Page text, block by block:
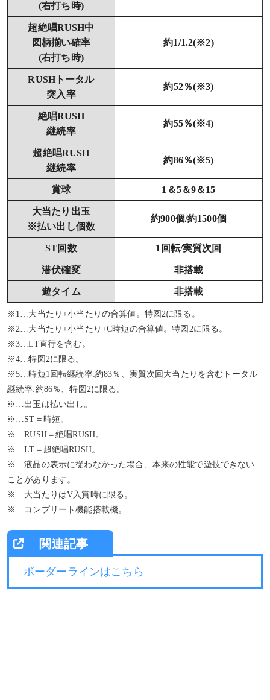
(右打ち時)
超絶唱RUSH中
図柄揃い確率
(右打ち時)
約1/1.2(※2)
RUSHトータル
突入率
約52％(※3)
絶唱RUSH
継続率
約55％(※4)
超絶唱RUSH
継続率
約86％(※5)
賞球 1＆5＆9＆15
大当たり出玉
※払い出し個数
約900個/約1500個
ST回数 1回転/実質次回
潜伏確変 非搭載
遊タイム 非搭載
※1…大当たり+小当たりの合算値。特図2に限る。
※2…大当たり+小当たり+C時短の合算値。特図2に限る。
※3…LT直行を含む。
※4…特図2に限る。
※5…時短1回転継続率:約83％、実質次回大当たりを含むトータル
継続率:約86％、特図2に限る。
※…出玉は払い出し。
※…ST＝時短。
※…RUSH＝絶唱RUSH。
※…LT＝超絶唱RUSH。
※…液晶の表示に従わなかった場合、本来の性能で遊技できない
ことがあります。
※…大当たりはV入賞時に限る。
※…コンプリート機能搭載機。
ボーダーラインはこちら